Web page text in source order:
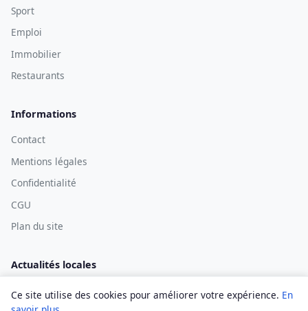
Sport
Emploi
Immobilier
Restaurants
Informations
Contact
Mentions légales
Confidentialité
CGU
Plan du site
Actualités locales
Ce site utilise des cookies pour améliorer votre expérience. En